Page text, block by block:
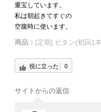
重宝しています。
私は朝起きてすぐの
空腹時に使います。
商品： [定期] ビタン(初回1
役に立った 0
サイトからの返信